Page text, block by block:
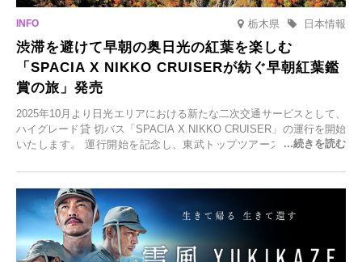
栃木県 日本情報
渋滞を避けて早朝の奥日光の紅葉を楽しむ
「SPACIA X NIKKO CRUISERが紡ぐ早朝紅葉鑑
賞の旅」発売
2025年10月より日光エリアにおける新たな二次交通サービスとして、
ハイグレード貸 切バス「SPACIA X NIKKO CRUISER」の運行を開始
いたします。 運行開始を記念し、東武トップツアーズ株式会社では
2025年9月12日(金)より発売いたします。